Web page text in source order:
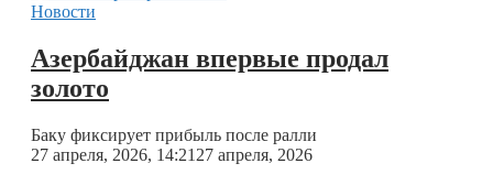
Новости
Азербайджан впервые продал
золото
Баку фиксирует прибыль после ралли
27 апреля, 2026, 14:21 27 апреля, 2026